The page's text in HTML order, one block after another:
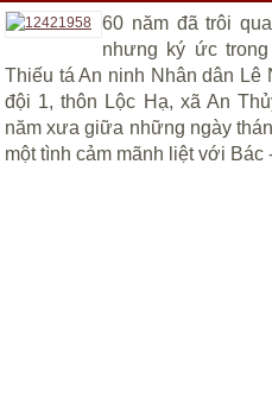
60 năm đã trôi
nhưng ký ức
Thiếu tá An ninh Nhân dân Lê
đội 1, thôn Lộc Hạ, xã An
năm xưa giữa những ngày
một tình cảm mãnh liệt với Bác